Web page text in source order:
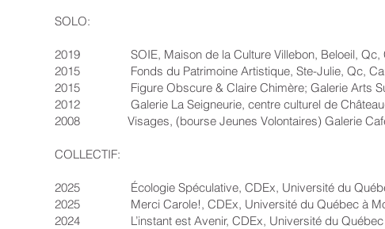
SOLO:
2019 SOIE, Maison de la Culture Villebon, Beloeil, Qc,
2015 Fonds du Patrimoine Artistique, Ste-Julie, Qc,
2015 Figure Obscure & Claire Chimère; Galerie Arts
2012 Galerie La Seigneurie, centre culturel de
2008 Visages, (bourse Jeunes Volontaires) Galerie Café
COLLECTIF:
2025 Écologie Spéculative, CDEx, Université du
2025 Merci Carole!, CDEx, Université du Québec à
2024 L’instant est Avenir, CDEx, Université du Québec